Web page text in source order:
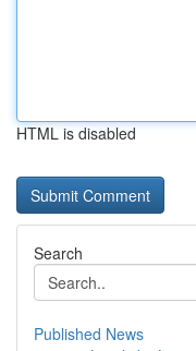
HTML is disabled
Search
Published News